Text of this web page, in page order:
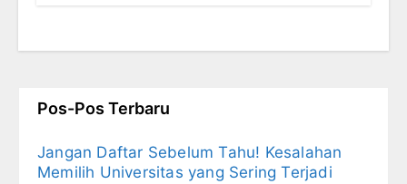
Pos-Pos Terbaru
Jangan Daftar Sebelum Tahu! Kesalahan
Memilih Universitas yang Sering Terjadi